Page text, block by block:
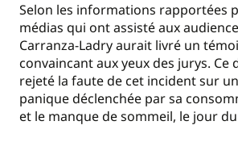
Selon les informations rapportées
médias qui ont assisté aux
Carranza-Ladry aurait livré un
convaincant aux yeux des jurys.
rejeté la faute de cet incident sur
panique déclenchée par sa
et le manque de sommeil, le jour